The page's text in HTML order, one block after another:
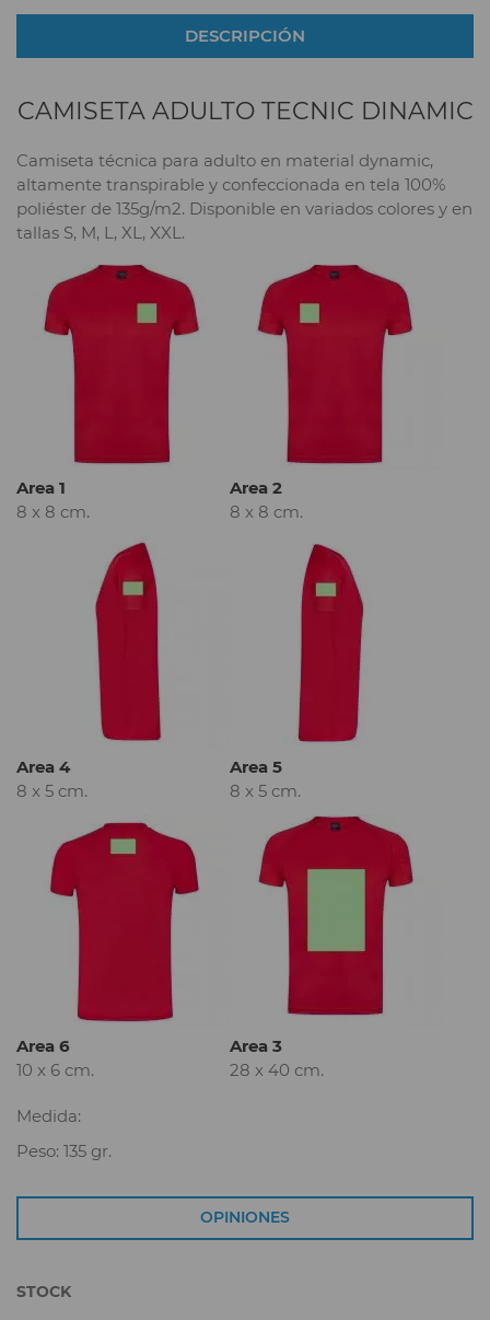
DESCRIPCIÓN
CAMISETA ADULTO TECNIC DINAMIC
Camiseta técnica para adulto en material dynamic,
altamente transpirable y confeccionada en tela 100%
poliéster de 135g/m2. Disponible en variados colores y en
tallas S, M, L, XL, XXL.
Area 1
8 x 8 cm.
Area 2
8 x 8 cm.
Area 4
8 x 5 cm.
Area 5
8 x 5 cm.
Area 6
10 x 6 cm.
Area 3
28 x 40 cm.
Medida:
Peso: 135 gr.
OPINIONES
STOCK